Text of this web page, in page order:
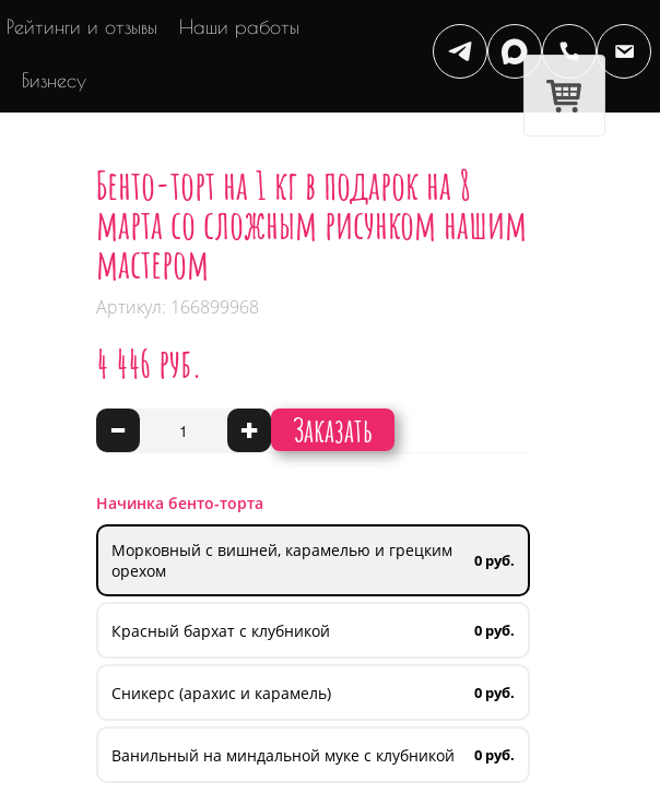
Рейтинги и отзывы Наши работы
Бизнесу
Бенто-торт на 1 кг в подарок на 8
марта со сложным рисунком нашим
мастером
Артикул: 166899968
4 446 руб.
Заказать
- +
Начинка бенто-торта
Морковный с вишней, карамелью и грецким
орехом
0 руб.
Красный бархат с клубникой 0 руб.
Сникерс (арахис и карамель) 0 руб.
Ванильный на миндальной муке с клубникой 0 руб.